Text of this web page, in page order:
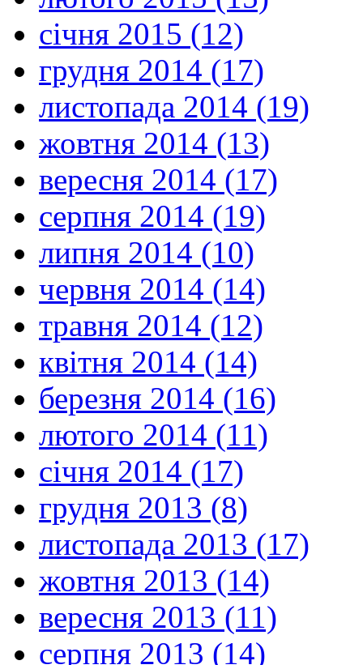
січня 2015 (12)
грудня 2014 (17)
листопада 2014 (19)
жовтня 2014 (13)
вересня 2014 (17)
серпня 2014 (19)
липня 2014 (10)
червня 2014 (14)
травня 2014 (12)
квітня 2014 (14)
березня 2014 (16)
лютого 2014 (11)
січня 2014 (17)
грудня 2013 (8)
листопада 2013 (17)
жовтня 2013 (14)
вересня 2013 (11)
серпня 2013 (14)